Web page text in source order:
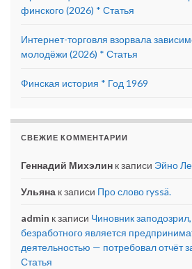
финского (2026) * Статья
Интернет-торговля взорвала
молодёжи (2026) * Статья
Финская история * Год 1969
СВЕЖИЕ КОММЕНТАРИИ
Геннадий Михэлин к записи Эйно
Ульяна к записи Про слово ryssä.
admin к записи Чиновник
безработного является
деятельностью — потребовал отчёт
Статья